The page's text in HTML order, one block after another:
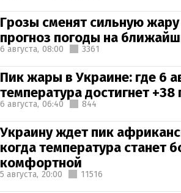
Грозы сменят сильную
прогноз погоды на
6 августа, 08:00 3361
Пик жары в Украине: где 6
температура достигнет +38
6 августа, 06:40 844
Украину ждет пик
когда температура станет
комфортной
5 августа, 20:00 11516